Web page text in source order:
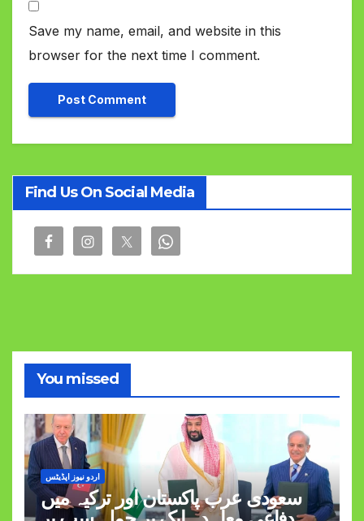
Save my name, email, and website in this
browser for the next time I comment.
Find Us On Social Media
You missed
اردو نیوز اپڈیٹس
سعودی عرب پاکستان اور ترکیہ میں